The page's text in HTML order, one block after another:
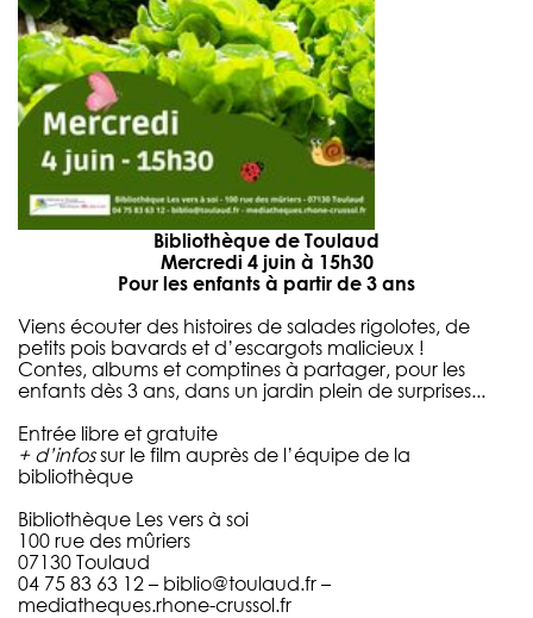
Bibliothèque de Toulaud
Mercredi 4 juin à 15h30
Pour les enfants à partir de 3 ans
Viens écouter des histoires de salades rigolotes, de
petits pois bavards et d’escargots malicieux !
Contes, albums et comptines à partager, pour les
enfants dès 3 ans, dans un jardin plein de surprises...
Entrée libre et gratuite
+ d’infossur le film auprès de l’équipe de la
bibliothèque
Bibliothèque Les vers à soi
100 rue des mûriers
07130 Toulaud
04 75 83 63 12 – biblio@toulaud.fr–
mediatheques.rhone-crussol.fr